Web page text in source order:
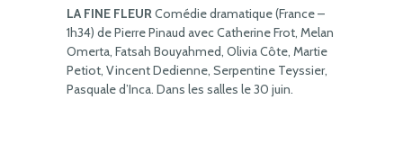
LA FINE FLEURComédie dramatique (France –
1h34) de Pierre Pinaud avec Catherine Frot, Melan
Omerta, Fatsah Bouyahmed, Olivia Côte, Martie
Petiot, Vincent Dedienne, Serpentine Teyssier,
Pasquale d’Inca. Dans les salles le 30 juin.